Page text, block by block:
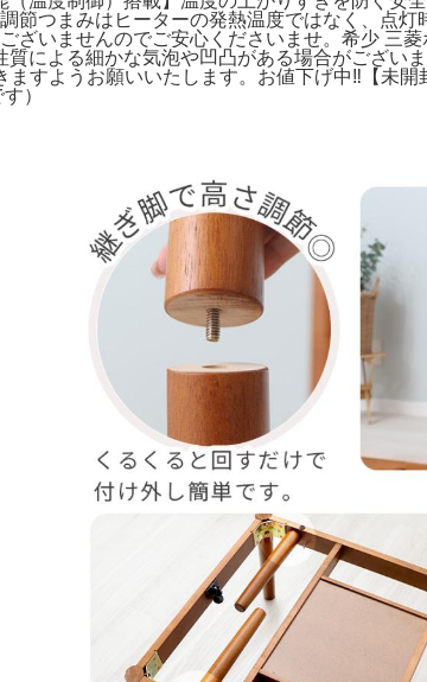
つまみはヒーターの発熱温度ではなく、点
いませんのでご安心くださいませ。希少 三
による細かな気泡や凹凸がある場合がござい
すようお願いいたします。お値下げ中‼️【未
）